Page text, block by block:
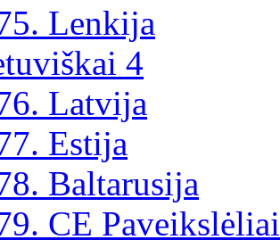
Lenkija
4
Latvija
Estija
Baltarusija
CE